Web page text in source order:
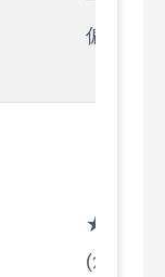
偏甜)
(創意中